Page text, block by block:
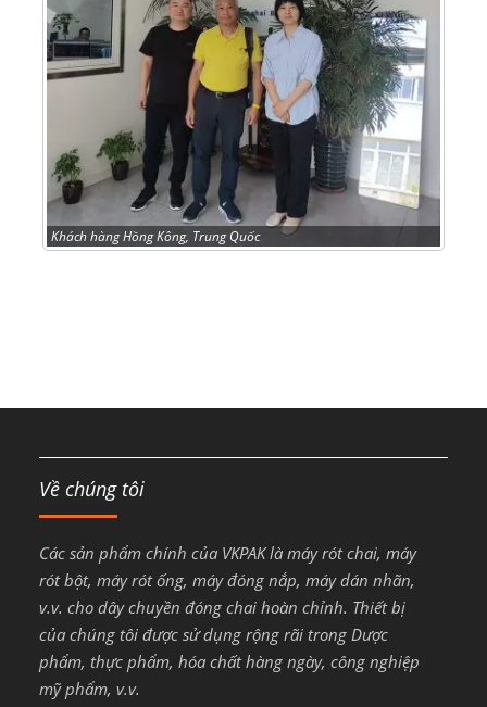
Khách hàng Hồng Kông, Trung Quốc
Về chúng tôi
Các sản phẩm chính của VKPAK là máy rót chai, máy
rót bột, máy rót ống, máy đóng nắp, máy dán nhãn,
v.v. cho dây chuyền đóng chai hoàn chỉnh. Thiết bị
của chúng tôi được sử dụng rộng rãi trong Dược
phẩm, thực phẩm, hóa chất hàng ngày, công nghiệp
mỹ phẩm, v.v.